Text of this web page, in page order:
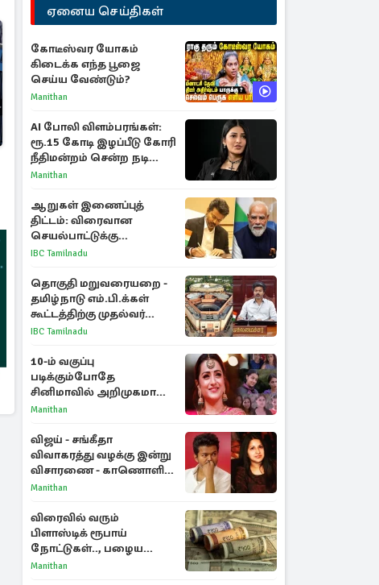
ஏனைய செய்திகள்
கோடீஸ்வர யோகம்
கிடைக்க எந்த பூஜை
செய்ய வேண்டும்?
Manithan
AI போலி விளம்பரங்கள்:
ரூ.15 கோடி இழப்பீடு கோரி
நீதிமன்றம் சென்ற நடிகை
ஸ்ருதி ஹாசன்!
Manithan
ஆறுகள் இணைப்புத்
திட்டம்: விரைவான
செயல்பாட்டுக்கு
பிரதமருக்கு முதலமைச்சர்
IBC Tamilnadu
தொகுதி மறுவரையறை -
தமிழ்நாடு எம்.பி.க்கள்
கூட்டத்திற்கு முதல்வர்
விஜய் அழைப்பு
IBC Tamilnadu
10-ம் வகுப்பு
படிக்கும்போதே
சினிமாவில் அறிமுகமான
த்ரிஷா! உண்மையை
காந்தி
Manithan
விஜய் - சங்கீதா
விவாகரத்து வழக்கு இன்று
விசாரணை - காணொளி
மூலம் ஆஜராக வாய்ப்பு
Manithan
விரைவில் வரும்
பிளாஸ்டிக் ரூபாய்
நோட்டுகள்.., பழைய
காகித நோட்டுகள்
Manithan